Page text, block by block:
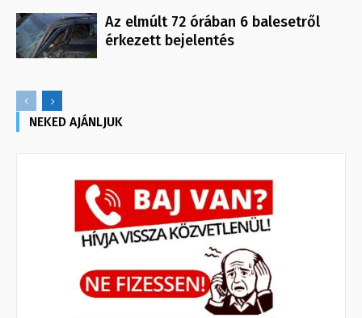
Az elmúlt 72 órában 6 balesetről
érkezett bejelentés
NEKED AJÁNLJUK